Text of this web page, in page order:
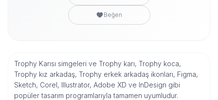
Beğen
Trophy Karısı simgeleri ve Trophy karı, Trophy koca,
Trophy kız arkadaş, Trophy erkek arkadaş ikonları, Figma,
Sketch, Corel, Illustrator, Adobe XD ve InDesign gibi
popüler tasarım programlarıyla tamamen uyumludur.